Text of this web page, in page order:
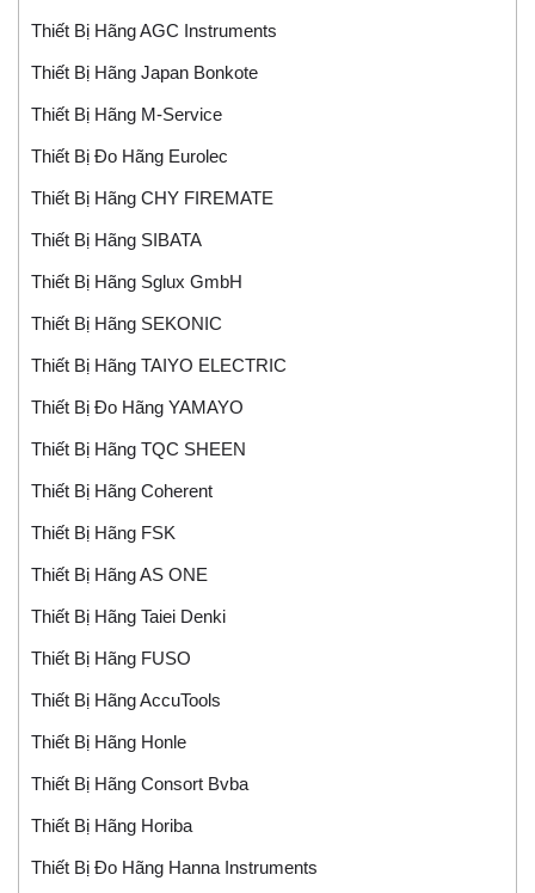
Thiết Bị Hãng AGC Instruments
Thiết Bị Hãng Japan Bonkote
Thiết Bị Hãng M-Service
Thiết Bị Đo Hãng Eurolec
Thiết Bị Hãng CHY FIREMATE
Thiết Bị Hãng SIBATA
Thiết Bị Hãng Sglux GmbH
Thiết Bị Hãng SEKONIC
Thiết Bị Hãng TAIYO ELECTRIC
Thiết Bị Đo Hãng YAMAYO
Thiết Bị Hãng TQC SHEEN
Thiết Bị Hãng Coherent
Thiết Bị Hãng FSK
Thiết Bị Hãng AS ONE
Thiết Bị Hãng Taiei Denki
Thiết Bị Hãng FUSO
Thiết Bị Hãng AccuTools
Thiết Bị Hãng Honle
Thiết Bị Hãng Consort Bvba
Thiết Bị Hãng Horiba
Thiết Bị Đo Hãng Hanna Instruments